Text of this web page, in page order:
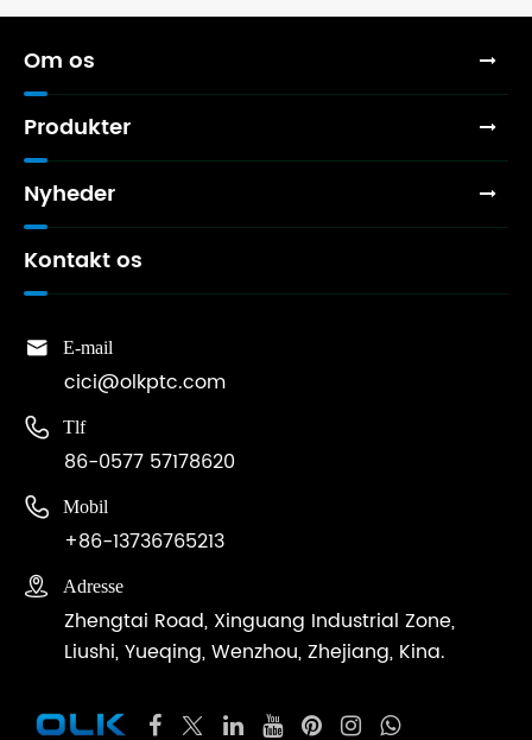
Om os
Produkter
Nyheder
Kontakt os
 E-mail
cici@olkptc.com
 Tlf
86-0577 57178620
 Mobil
+86-13736765213
 Adresse
Zhengtai Road, Xinguang Industrial Zone,
Liushi, Yueqing, Wenzhou, Zhejiang, Kina.